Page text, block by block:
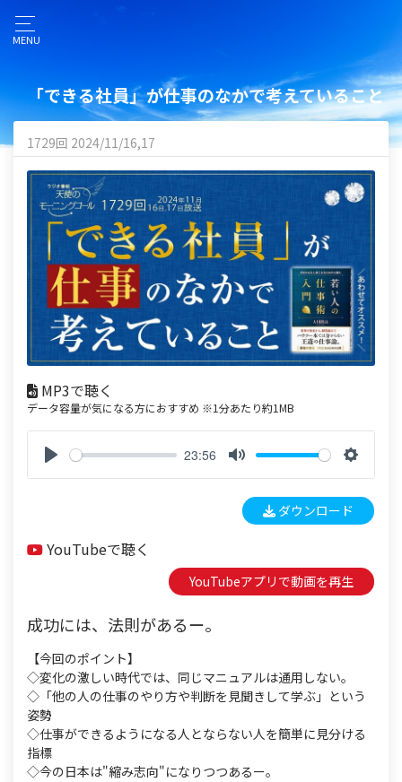
MENU
「できる社員」が仕事のなかで考えていること
1729回 2024/11/16,17
MP3で聴く
データ容量が気になる方におすすめ ※1分あたり約1MB
23:56
e
t
n
g
ダウンロード
YouTubeで聴く
YouTubeアプリで動画を再生
成功には、法則があるー。
【今回のポイント】
◇変化の激しい時代では、同じマニュアルは通用しない。
◇「他の人の仕事のやり方や判断を見聞きして学ぶ」という
姿勢
◇仕事ができるようになる人とならない人を簡単に見分ける
指標
◇今の日本は"縮み志向"になりつつあるー。